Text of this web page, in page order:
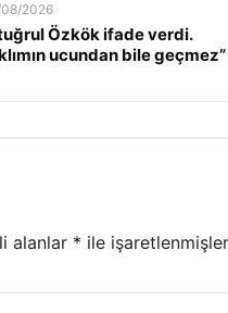
2026
Özkök ifade verdi.
ucundan bile geçmez”
alanlar * ile